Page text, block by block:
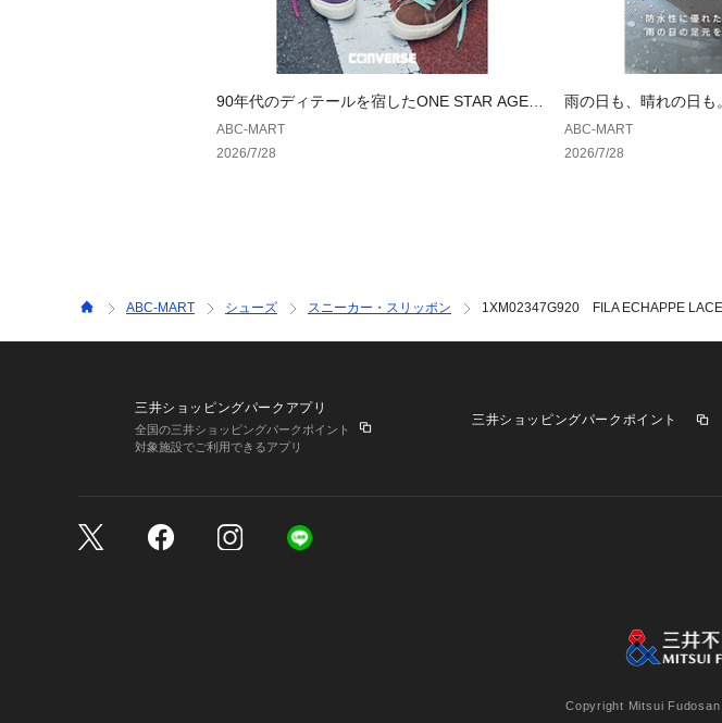
90年代のディテールを宿したONE STAR AGED
SUEDE ｜ コンバース
ABC-MART
2026/7/28
雨の日も、晴れの日も
ける一足。｜ ホーキン
ABC-MART
2026/7/28
ABC-MART シューズ スニーカー・スリッポン 1XM02347G920 FILA ECHAPPE
三井ショッピングパークアプリ
全国の三井ショッピングパークポイント
対象施設でご利用できるアプリ
三井ショッピングパークポイント
個人情報保護方針 個人
Copyright Mitsui